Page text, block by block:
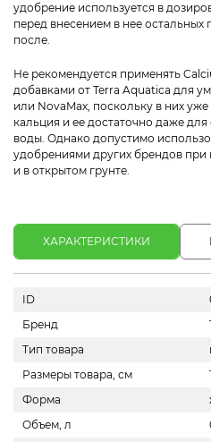
удобрение используется в
перед внесением в нее остальных
после.
Не рекомендуется применять
добавками от Terra Aquatica для
или NovaMax, поскольку в них
кальция и ее достаточно даже
воды. Однако допустимо
удобрениями других брендов
и в открытом грунте.
ХАРАКТЕРИСТИКИ
ID
Бренд
Тип товара
Размеры товара, см
Форма
Объем, л